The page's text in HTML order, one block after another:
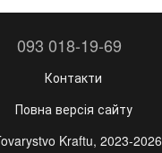
093 018-19-69
Контакти
Повна версія сайту
Kraftu, 2023-2026